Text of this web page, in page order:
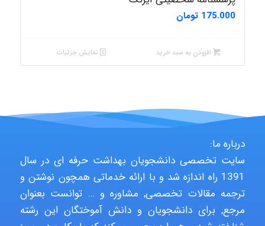
175.000 تومان
افزودن به سبد خرید نمایش جزئیات
درباره ما:
سایت تخصصی دانشجویان بهداشت حرفه ای در سال
1391 راه اندازه شد و با ارائه خدماتی همچون نوشتن و
ترجمه مقالات تخصصی, مشاوره و … توانست بعنوان
مرجع, برای دانشجویان و دانش آموختگان این رشته